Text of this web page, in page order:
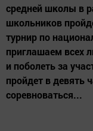
средней школы в
школьников
турнир по
приглашаем всех
и поболеть за
пройдет в девять
соревноваться...